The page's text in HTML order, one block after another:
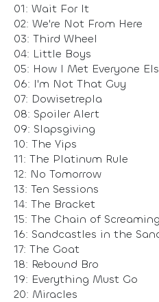
01: Wait For It
02: We're Not From Here
03: Third Wheel
04: Little Boys
05: How I Met Everyone
06: I'm Not That Guy
07: Dowisetrepla
08: Spoiler Alert
09: Slapsgiving
10: The Yips
11: The Platinum Rule
12: No Tomorrow
13: Ten Sessions
14: The Bracket
15: The Chain of Screaming
16: Sandcastles in the
17: The Goat
18: Rebound Bro
19: Everything Must Go
20: Miracles